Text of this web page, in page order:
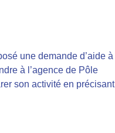
une demande d’aide à
à l’agence de Pôle
son activité en précisant